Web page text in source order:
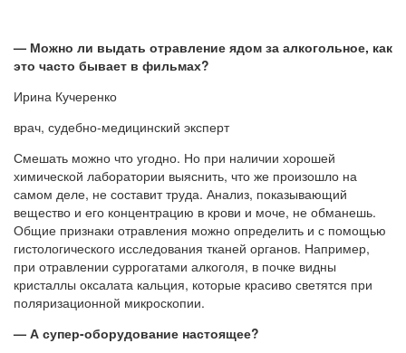
— Можно ли выдать отравление ядом за алкогольное, как
это часто бывает в фильмах?
Ирина Кучеренко
врач, судебно-медицинский эксперт
Смешать можно что угодно. Но при наличии хорошей
химической лаборатории выяснить, что же произошло на
самом деле, не составит труда. Анализ, показывающий
вещество и его концентрацию в крови и моче, не обманешь.
Общие признаки отравления можно определить и с помощью
гистологического исследования тканей органов. Например,
при отравлении суррогатами алкоголя, в почке видны
кристаллы оксалата кальция, которые красиво светятся при
поляризационной микроскопии.
— А супер-оборудование настоящее?